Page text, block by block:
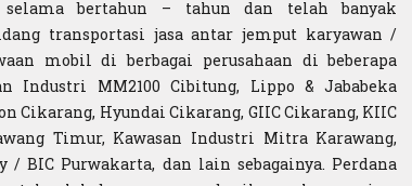
bertahun – tahun dan telah banyak
transportasi jasa antar jemput karyawan /
mobil di berbagai perusahaan di beberapa
Industri MM2100 Cibitung, Lippo & Jababeka
Cikarang, Hyundai Cikarang, GIIC Cikarang, KIIC
Timur, Kawasan Industri Mitra Karawang,
BIC Purwakarta, dan lain sebagainya. Perdana